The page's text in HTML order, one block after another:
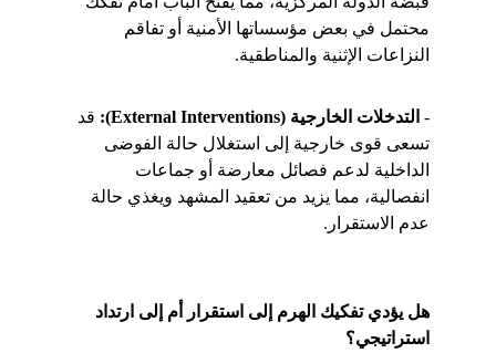
محتمل في بعض مؤسساتها الأمنية أو تفاقم
النزاعات الإثنية والمناطقية.
- التدخلات الخارجية (External Interventions):
قد
تسعى قوى خارجية إلى استغلال حالة الفوضى
الداخلية لدعم فصائل معارضة أو جماعات
انفصالية، مما يزيد من تعقيد المشهد ويغذي حالة
عدم الاستقرار.
هل يؤدي تفكيك الهرم إلى استقرار أم إلى ارتداد
استراتيجي؟